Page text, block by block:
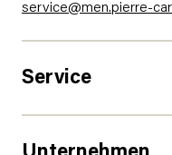
service@men.pierre-
Service